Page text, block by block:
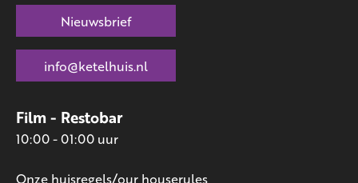
Film - Restobar
10:00 - 01:00 uur
Onze huisregels/our houserules
Nieuwsbrief
info@ketelhuis.nl